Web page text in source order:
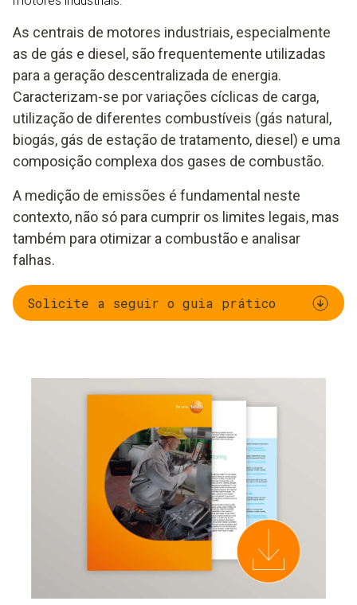
As centrais de motores industriais, especialmente
as de gás e diesel, são frequentemente utilizadas
para a geração descentralizada de energia.
Caracterizam-se por variações cíclicas de carga,
utilização de diferentes combustíveis (gás natural,
biogás, gás de estação de tratamento, diesel) e uma
composição complexa dos gases de combustão.
A medição de emissões é fundamental neste
contexto, não só para cumprir os limites legais, mas
também para otimizar a combustão e analisar
falhas.
Solicite a seguir o guia prático